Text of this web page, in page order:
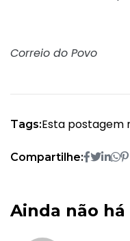
Correio do Povo
Tags:Esta postagem
Compartilhe:
Ainda não